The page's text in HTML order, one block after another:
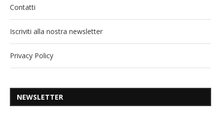
Contatti
Iscriviti alla nostra newsletter
Privacy Policy
NEWSLETTER